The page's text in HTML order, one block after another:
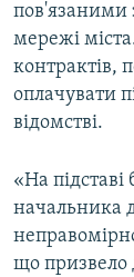
пов'язаними
мережі
контрактів,
оплачувати
відомстві.
«На
начальника
що призвело